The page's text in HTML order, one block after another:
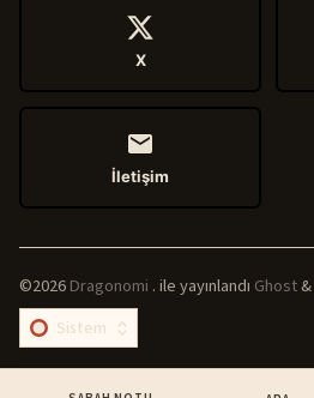
X
İletişim
©2026Dragonomi .ile yayınlandı Ghost&